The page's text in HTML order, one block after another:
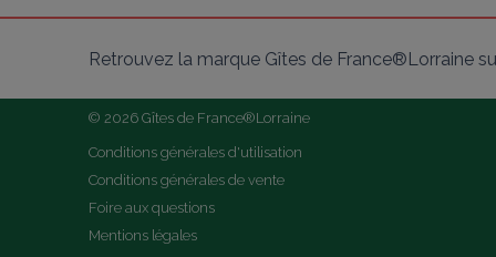
Retrouvez la marque Gîtes de France®Lorraine
© 2026 Gîtes de France®Lorraine
Conditions générales d'utilisation
Conditions générales de vente
Foire aux questions
Mentions légales